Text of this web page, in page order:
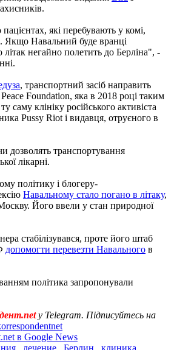
які перебувають у комі,
Якщо Навальний буде вранці
негайно полетить до Берліна", -
, транспортний засіб направить
Foundation, яка в 2018 році таким
саму клініку російського активіста
Pussy Riot і видавця, отруєного в
дозволять транспортування
лікарні.
політику і блогеру-
Навальному стало погано в літаку,
Його ввели у стан природної
стабілізувався, проте його штаб
допомогти перевезти Навального в
політика запропонували
у Telegram. Підписуйтесь на
в Google News
лечение Берлин клиника